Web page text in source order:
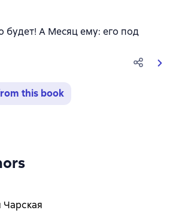
будет! А Месяц ему: его под
this book